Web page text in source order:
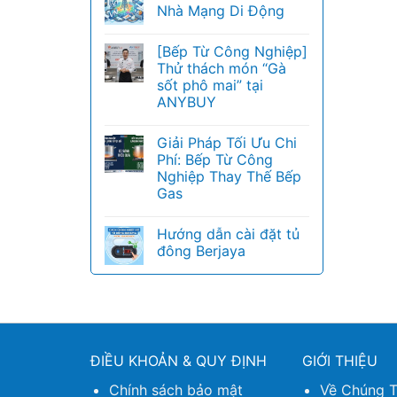
Nhà Mạng Di Động
[Bếp Từ Công Nghiệp]
Thử thách món “Gà
sốt phô mai” tại
ANYBUY
Giải Pháp Tối Ưu Chi
Phí: Bếp Từ Công
Nghiệp Thay Thế Bếp
Gas
Hướng dẫn cài đặt tủ
đông Berjaya
ĐIỀU KHOẢN & QUY ĐỊNH
Chính sách bảo mật
GIỚI THIỆU
Về Chúng